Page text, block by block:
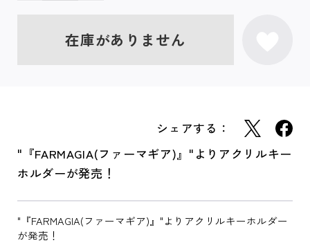
在庫がありません
シェアする：
"『FARMAGIA(ファーマギア)』"よりアクリルキー
ホルダーが発売！
"『FARMAGIA(ファーマギア)』"よりアクリルキーホルダー
が発売！